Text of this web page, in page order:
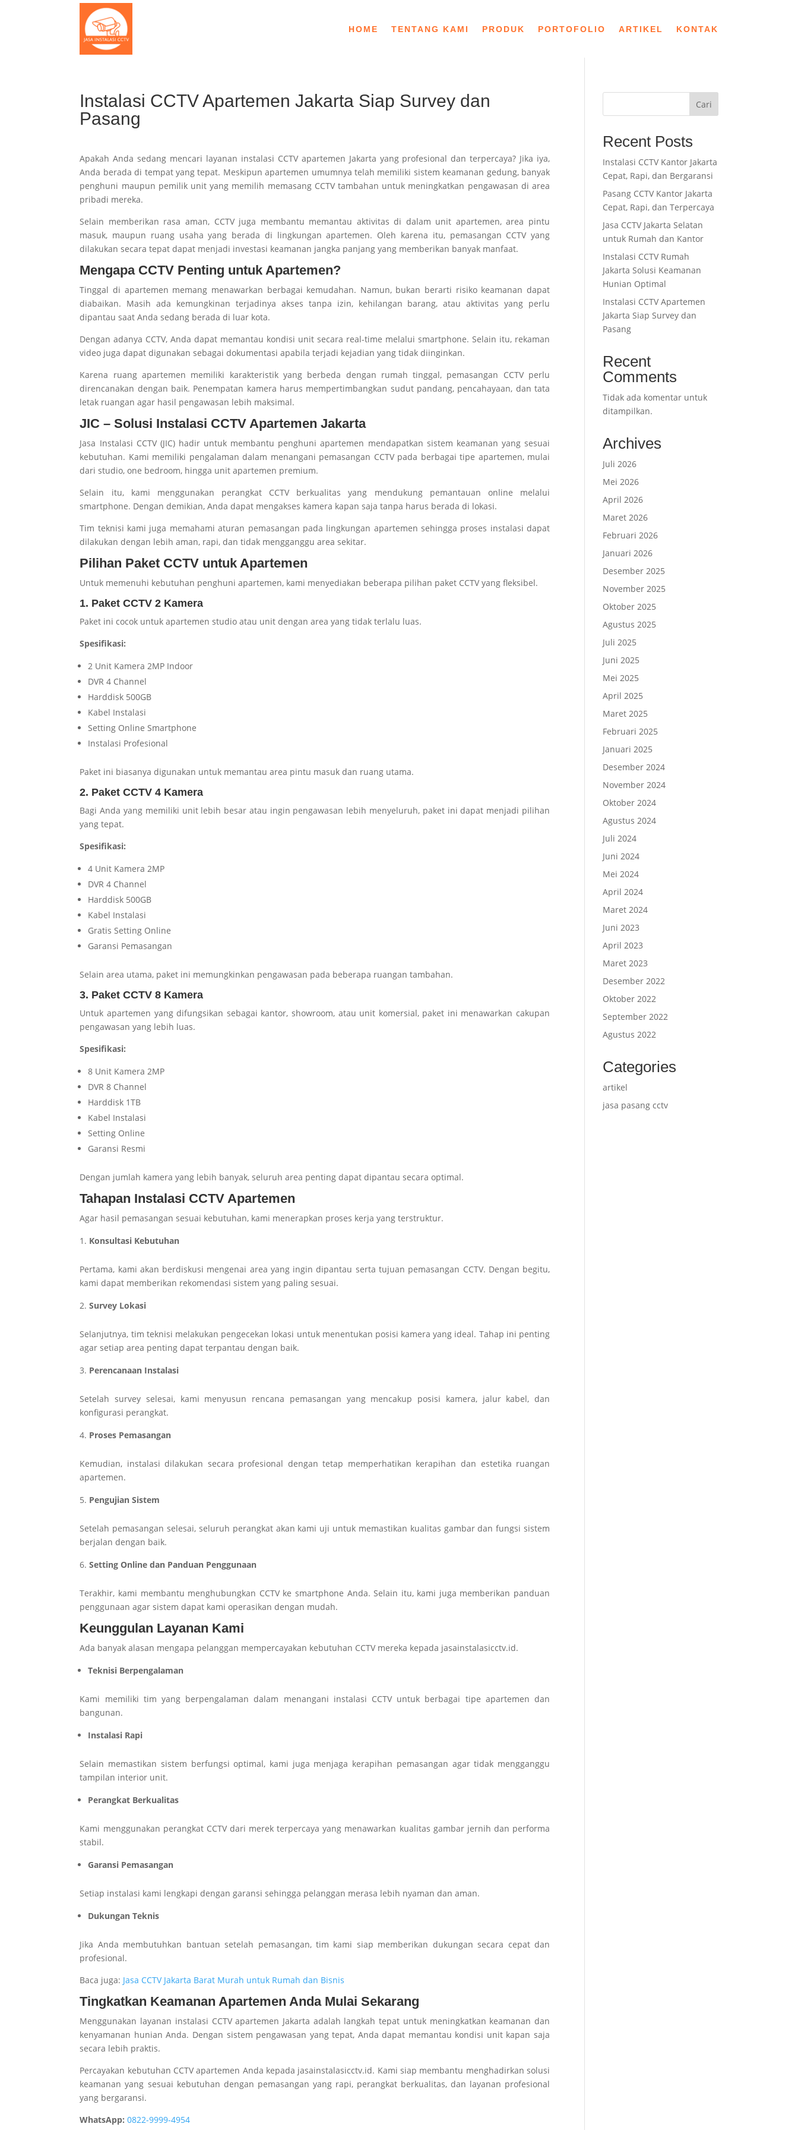
HOME TENTANG KAMI PRODUK PORTOFOLIO ARTIKEL KONTAK
Instalasi CCTV Apartemen Jakarta Siap Survey dan
Pasang
Apakah Anda sedang mencari layanan instalasi CCTV apartemen Jakarta yang profesional dan terpercaya? Jika iya,
Anda berada di tempat yang tepat. Meskipun apartemen umumnya telah memiliki sistem keamanan gedung, banyak
penghuni maupun pemilik unit yang memilih memasang CCTV tambahan untuk meningkatkan pengawasan di area
pribadi mereka.
Selain memberikan rasa aman, CCTV juga membantu memantau aktivitas di dalam unit apartemen, area pintu
masuk, maupun ruang usaha yang berada di lingkungan apartemen. Oleh karena itu, pemasangan CCTV yang
dilakukan secara tepat dapat menjadi investasi keamanan jangka panjang yang memberikan banyak manfaat.
Mengapa CCTV Penting untuk Apartemen?
Tinggal di apartemen memang menawarkan berbagai kemudahan. Namun, bukan berarti risiko keamanan dapat
diabaikan. Masih ada kemungkinan terjadinya akses tanpa izin, kehilangan barang, atau aktivitas yang perlu
dipantau saat Anda sedang berada di luar kota.
Dengan adanya CCTV, Anda dapat memantau kondisi unit secara real-time melalui smartphone. Selain itu, rekaman
video juga dapat digunakan sebagai dokumentasi apabila terjadi kejadian yang tidak diinginkan.
Karena ruang apartemen memiliki karakteristik yang berbeda dengan rumah tinggal, pemasangan CCTV perlu
direncanakan dengan baik. Penempatan kamera harus mempertimbangkan sudut pandang, pencahayaan, dan tata
letak ruangan agar hasil pengawasan lebih maksimal.
JIC – Solusi Instalasi CCTV Apartemen Jakarta
Jasa Instalasi CCTV (JIC) hadir untuk membantu penghuni apartemen mendapatkan sistem keamanan yang sesuai
kebutuhan. Kami memiliki pengalaman dalam menangani pemasangan CCTV pada berbagai tipe apartemen, mulai
dari studio, one bedroom, hingga unit apartemen premium.
Selain itu, kami menggunakan perangkat CCTV berkualitas yang mendukung pemantauan online melalui
smartphone. Dengan demikian, Anda dapat mengakses kamera kapan saja tanpa harus berada di lokasi.
Tim teknisi kami juga memahami aturan pemasangan pada lingkungan apartemen sehingga proses instalasi dapat
dilakukan dengan lebih aman, rapi, dan tidak mengganggu area sekitar.
Pilihan Paket CCTV untuk Apartemen
Untuk memenuhi kebutuhan penghuni apartemen, kami menyediakan beberapa pilihan paket CCTV yang fleksibel.
1. Paket CCTV 2 Kamera
Paket ini cocok untuk apartemen studio atau unit dengan area yang tidak terlalu luas.
Spesifikasi:
2 Unit Kamera 2MP Indoor
DVR 4 Channel
Harddisk 500GB
Kabel Instalasi
Setting Online Smartphone
Instalasi Profesional
Paket ini biasanya digunakan untuk memantau area pintu masuk dan ruang utama.
2. Paket CCTV 4 Kamera
Bagi Anda yang memiliki unit lebih besar atau ingin pengawasan lebih menyeluruh, paket ini dapat menjadi pilihan
yang tepat.
Spesifikasi:
4 Unit Kamera 2MP
DVR 4 Channel
Harddisk 500GB
Kabel Instalasi
Gratis Setting Online
Garansi Pemasangan
Selain area utama, paket ini memungkinkan pengawasan pada beberapa ruangan tambahan.
3. Paket CCTV 8 Kamera
Untuk apartemen yang difungsikan sebagai kantor, showroom, atau unit komersial, paket ini menawarkan cakupan
pengawasan yang lebih luas.
Spesifikasi:
8 Unit Kamera 2MP
DVR 8 Channel
Harddisk 1TB
Kabel Instalasi
Setting Online
Garansi Resmi
Dengan jumlah kamera yang lebih banyak, seluruh area penting dapat dipantau secara optimal.
Tahapan Instalasi CCTV Apartemen
Agar hasil pemasangan sesuai kebutuhan, kami menerapkan proses kerja yang terstruktur.
Konsultasi Kebutuhan
Pertama, kami akan berdiskusi mengenai area yang ingin dipantau serta tujuan pemasangan CCTV. Dengan begitu,
kami dapat memberikan rekomendasi sistem yang paling sesuai.
Survey Lokasi
Selanjutnya, tim teknisi melakukan pengecekan lokasi untuk menentukan posisi kamera yang ideal. Tahap ini penting
agar setiap area penting dapat terpantau dengan baik.
Perencanaan Instalasi
Setelah survey selesai, kami menyusun rencana pemasangan yang mencakup posisi kamera, jalur kabel, dan
konfigurasi perangkat.
Proses Pemasangan
Kemudian, instalasi dilakukan secara profesional dengan tetap memperhatikan kerapihan dan estetika ruangan
apartemen.
Pengujian Sistem
Setelah pemasangan selesai, seluruh perangkat akan kami uji untuk memastikan kualitas gambar dan fungsi sistem
berjalan dengan baik.
Setting Online dan Panduan Penggunaan
Terakhir, kami membantu menghubungkan CCTV ke smartphone Anda. Selain itu, kami juga memberikan panduan
penggunaan agar sistem dapat kami operasikan dengan mudah.
Keunggulan Layanan Kami
Ada banyak alasan mengapa pelanggan mempercayakan kebutuhan CCTV mereka kepada jasainstalasicctv.id.
Teknisi Berpengalaman
Kami memiliki tim yang berpengalaman dalam menangani instalasi CCTV untuk berbagai tipe apartemen dan
bangunan.
Instalasi Rapi
Selain memastikan sistem berfungsi optimal, kami juga menjaga kerapihan pemasangan agar tidak mengganggu
tampilan interior unit.
Perangkat Berkualitas
Kami menggunakan perangkat CCTV dari merek terpercaya yang menawarkan kualitas gambar jernih dan performa
stabil.
Garansi Pemasangan
Setiap instalasi kami lengkapi dengan garansi sehingga pelanggan merasa lebih nyaman dan aman.
Dukungan Teknis
Jika Anda membutuhkan bantuan setelah pemasangan, tim kami siap memberikan dukungan secara cepat dan
profesional.
Baca juga: Jasa CCTV Jakarta Barat Murah untuk Rumah dan Bisnis
Tingkatkan Keamanan Apartemen Anda Mulai Sekarang
Menggunakan layanan instalasi CCTV apartemen Jakarta adalah langkah tepat untuk meningkatkan keamanan dan
kenyamanan hunian Anda. Dengan sistem pengawasan yang tepat, Anda dapat memantau kondisi unit kapan saja
secara lebih praktis.
Percayakan kebutuhan CCTV apartemen Anda kepada jasainstalasicctv.id. Kami siap membantu menghadirkan solusi
keamanan yang sesuai kebutuhan dengan pemasangan yang rapi, perangkat berkualitas, dan layanan profesional
yang bergaransi.
WhatsApp: 0822-9999-4954
Cari
Recent Posts
Instalasi CCTV Kantor Jakarta
Cepat, Rapi, dan Bergaransi
Pasang CCTV Kantor Jakarta
Cepat, Rapi, dan Terpercaya
Jasa CCTV Jakarta Selatan
untuk Rumah dan Kantor
Instalasi CCTV Rumah
Jakarta Solusi Keamanan
Hunian Optimal
Instalasi CCTV Apartemen
Jakarta Siap Survey dan
Pasang
Recent
Comments
Tidak ada komentar untuk
ditampilkan.
Archives
Juli 2026
Mei 2026
April 2026
Maret 2026
Februari 2026
Januari 2026
Desember 2025
November 2025
Oktober 2025
Agustus 2025
Juli 2025
Juni 2025
Mei 2025
April 2025
Maret 2025
Februari 2025
Januari 2025
Desember 2024
November 2024
Oktober 2024
Agustus 2024
Juli 2024
Juni 2024
Mei 2024
April 2024
Maret 2024
Juni 2023
April 2023
Maret 2023
Desember 2022
Oktober 2022
September 2022
Agustus 2022
Categories
artikel
jasa pasang cctv